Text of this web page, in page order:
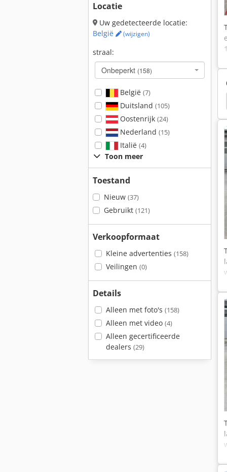
Locatie
Uw gedetecteerde locatie:
België
(wijzigen)
straal:
Onbeperkt (158)
België (7)
Duitsland (105)
Oostenrijk (24)
Nederland (15)
Italië (4)
Toon meer
Toestand
Nieuw (37)
Gebruikt (121)
Verkoopformaat
Kleine advertenties (158)
Veilingen (0)
Details
Alleen met foto's (158)
Alleen met video (4)
Alleen gecertificeerde
dealers (29)
Kögel Box Burg